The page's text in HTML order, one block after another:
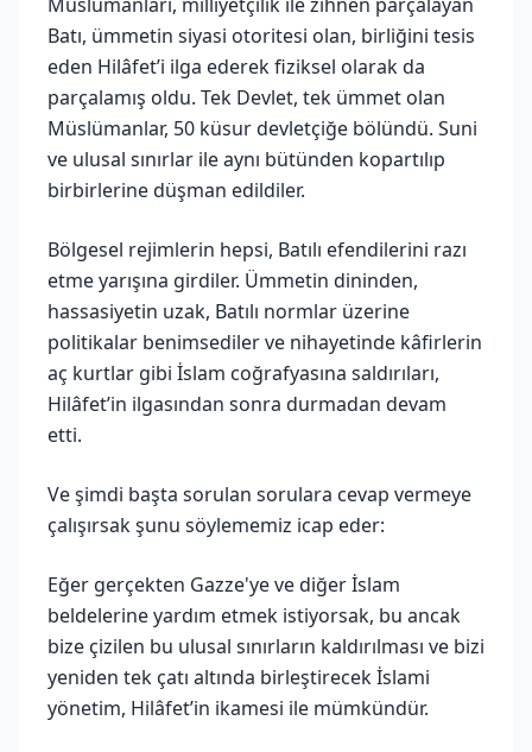
Batı, ümmetin siyasi otoritesi olan, birliğini tesis
eden Hilâfet’i ilga ederek fiziksel olarak da
parçalamış oldu. Tek Devlet, tek ümmet olan
Müslümanlar, 50 küsur devletçiğe bölündü. Suni
ve ulusal sınırlar ile aynı bütünden kopartılıp
birbirlerine düşman edildiler.
Bölgesel rejimlerin hepsi, Batılı efendilerini razı
etme yarışına girdiler. Ümmetin dininden,
hassasiyetin uzak, Batılı normlar üzerine
politikalar benimsediler ve nihayetinde kâfirlerin
aç kurtlar gibi İslam coğrafyasına saldırıları,
Hilâfet’in ilgasından sonra durmadan devam
etti.
Ve şimdi başta sorulan sorulara cevap vermeye
çalışırsak şunu söylememiz icap eder:
Eğer gerçekten Gazze'ye ve diğer İslam
beldelerine yardım etmek istiyorsak, bu ancak
bize çizilen bu ulusal sınırların kaldırılması ve bizi
yeniden tek çatı altında birleştirecek İslami
yönetim, Hilâfet’in ikamesi ile mümkündür.